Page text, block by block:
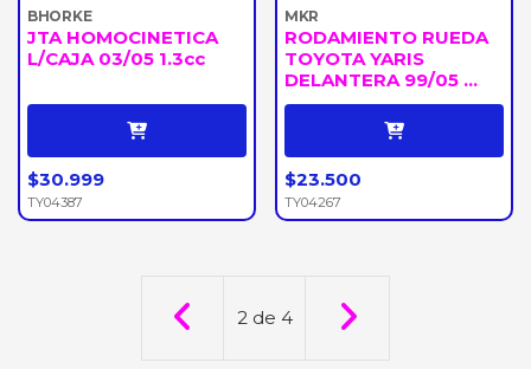
BHORKE
JTA HOMOCINETICA
L/CAJA 03/05 1.3cc
$30.999
TY04387
MKR
RODAMIENTO RUEDA
TOYOTA YARIS
DELANTERA 99/05 ...
$23.500
TY04267
2 de 4